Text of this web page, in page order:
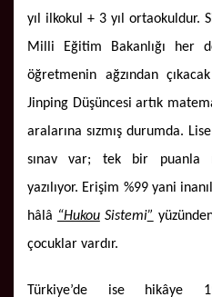
yıl ilkokul + 3 yıl ortaokuldur.
Milli Eğitim Bakanlığı her
öğretmenin ağzından
Jinping Düşüncesi artık
aralarına sızmış durumda.
sınav var; tek bir puanla
yazılıyor. Erişim %99 yani
hâlâ “HukouSistemi”
çocuklar vardır.
Türkiye’de ise hikâye